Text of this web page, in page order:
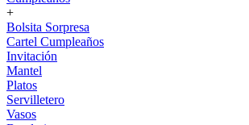
+
Bolsita Sorpresa
Cartel Cumpleaños
Invitación
Mantel
Platos
Servilletero
Vasos